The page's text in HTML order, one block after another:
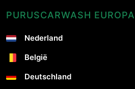
PURUSCARWASH EUROPA
Nederland
België
Deutschland